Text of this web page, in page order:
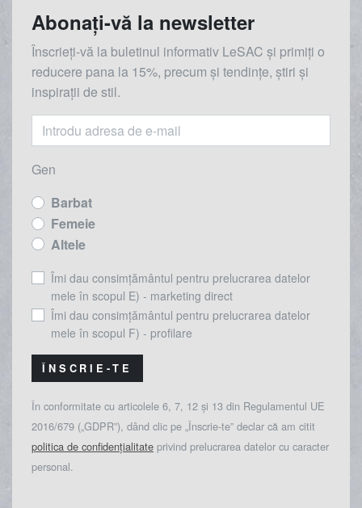
Abonați-vă la newsletter
Înscrieți-vă la buletinul informativ LeSAC și primiți o
reducere pana la 15%, precum și tendințe, știri și
inspirații de stil.
Gen
Barbat
Femeie
Altele
Îmi dau consimțământul pentru prelucrarea datelor
mele în scopul E) - marketing direct
Îmi dau consimțământul pentru prelucrarea datelor
mele în scopul F) - profilare
ÎNSCRIE-TE
În conformitate cu articolele 6, 7, 12 și 13 din Regulamentul UE
2016/679 („GDPR”), dând clic pe „Înscrie-te” declar că am citit
politica de confidențialitate privind prelucrarea datelor cu caracter
personal.